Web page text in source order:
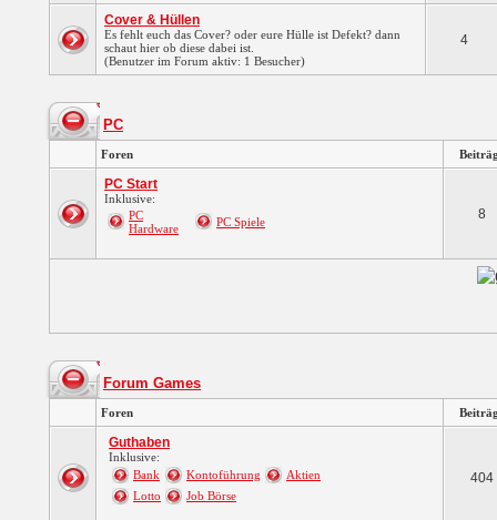
Cover & Hüllen
Es fehlt euch das Cover? oder eure Hülle ist Defekt? dann
schaut hier ob diese dabei ist.
(Benutzer im Forum aktiv: 1 Besucher)
4
PC
Foren
PC Start
Inklusive:
PC
Hardware
PC Spiele 8
Forum Games
Foren
Guthaben
Inklusive:
Bank
Kontoführung
Aktien
Lotto
Job Börse
404